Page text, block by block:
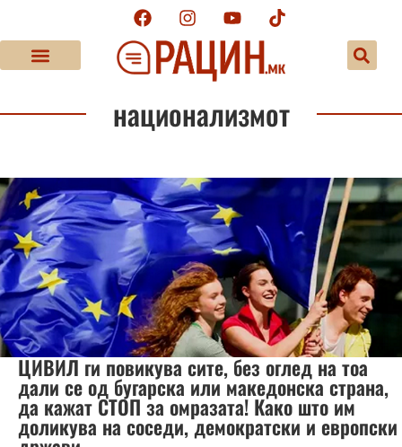
национализмот
ЦИВИЛ ги повикува сите, без оглед на тоа
дали се од бугарска или македонска страна,
да кажат СТОП за омразата! Како што им
доликува на соседи, демократски и европски